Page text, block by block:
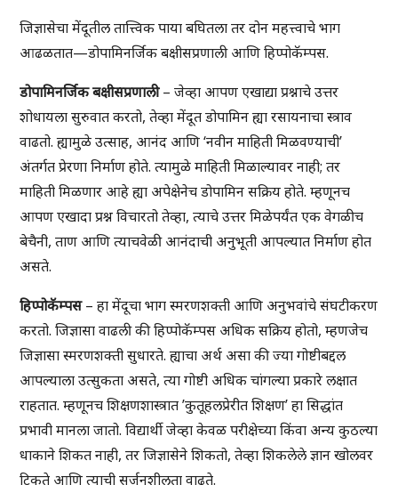
जिज्ञासेचा मेंदूतील तात्त्विक पाया बघितला तर दोन महत्त्वाचे भाग
आढळतात—डोपामिनर्जिक बक्षीसप्रणाली आणि हिप्पोकॅम्पस.
डोपामिनर्जिक बक्षीसप्रणाली– जेव्हा आपण एखाद्या प्रश्नाचे उत्तर
शोधायला सुरुवात करतो, तेव्हा मेंदूत डोपामिन ह्या रसायनाचा स्त्राव
वाढतो. ह्यामुळे उत्साह, आनंद आणि ‘नवीन माहिती मिळवण्याची’
अंतर्गत प्रेरणा निर्माण होते. त्यामुळे माहिती मिळाल्यावर नाही; तर
माहिती मिळणार आहे ह्या अपेक्षेनेच डोपामिन सक्रिय होते. म्हणूनच
आपण एखादा प्रश्न विचारतो तेव्हा, त्याचे उत्तर मिळेपर्यंत एक वेगळीच
बेचैनी, ताण आणि त्याचवेळी आनंदाची अनुभूती आपल्यात निर्माण होत
असते.
हिप्पोकॅम्पस– हा मेंदूचा भाग स्मरणशक्ती आणि अनुभवांचे संघटीकरण
करतो. जिज्ञासा वाढली की हिप्पोकॅम्पस अधिक सक्रिय होतो, म्हणजेच
जिज्ञासा स्मरणशक्ती सुधारते. ह्याचा अर्थ असा की ज्या गोष्टीबद्दल
आपल्याला उत्सुकता असते, त्या गोष्टी अधिक चांगल्या प्रकारे लक्षात
राहतात. म्हणूनच शिक्षणशास्त्रात ’कुतूहलप्रेरीत शिक्षण’ हा सिद्धांत
प्रभावी मानला जातो. विद्यार्थी जेव्हा केवळ परीक्षेच्या किंवा अन्य कुठल्या
धाकाने शिकत नाही, तर जिज्ञासेने शिकतो, तेव्हा शिकलेले ज्ञान खोलवर
टिकते आणि त्याची सर्जनशीलता वाढते.